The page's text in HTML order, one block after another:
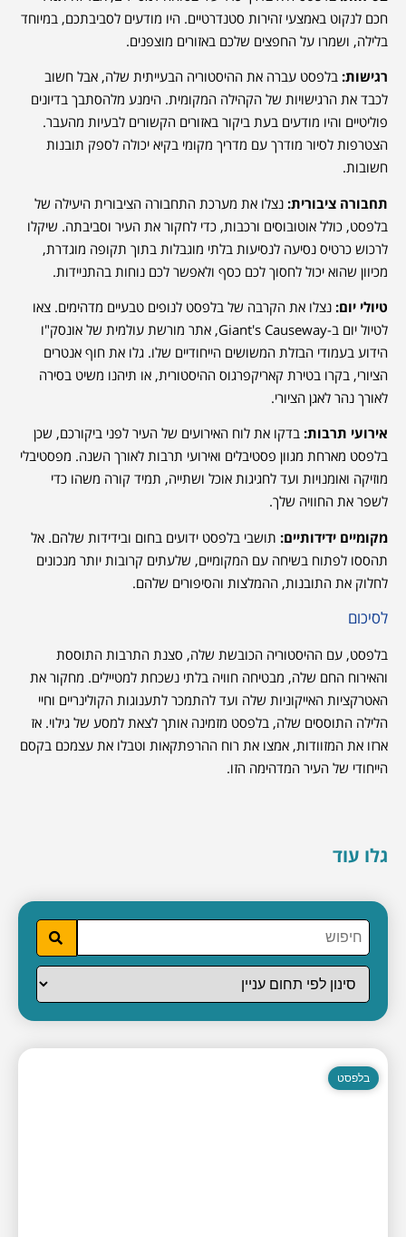
חכם לנקוט באמצעי זהירות סטנדרטיים. היו מודעים לסביבתכם, במיוחד
בלילה, ושמרו על החפצים שלכם באזורים מוצפנים.
רגישות: בלפסט עברה את ההיסטוריה הבעייתית שלה, אבל חשוב
לכבד את הרגישויות של הקהילה המקומית. הימנע מלהסתבך בדיונים
פוליטיים והיו מודעים בעת ביקור באזורים הקשורים לבעיות מהעבר.
הצטרפות לסיור מודרך עם מדריך מקומי בקיא יכולה לספק תובנות
חשובות.
תחבורה ציבורית: נצלו את מערכת התחבורה הציבורית היעילה של
בלפסט, כולל אוטובוסים ורכבות, כדי לחקור את העיר וסביבתה. שיקלו
לרכוש כרטיס נסיעה לנסיעות בלתי מוגבלות בתוך תקופה מוגדרת,
מכיוון שהוא יכול לחסוך לכם כסף ולאפשר לכם נוחות בהתניידות.
טיולי יום: נצלו את הקרבה של בלפסט לנופים טבעיים מדהימים. צאו
לטיול יום ב-Giant's Causeway, אתר מורשת עולמית של אונסק"ו
הידוע בעמודי הבזלת המשושים הייחודיים שלו. גלו את חוף אנטרים
הציורי, בקרו בטירת קאריקפרגוס ההיסטורית, או תיהנו משיט בסירה
לאורך נהר לאגן הציורי.
אירועי תרבות: בדקו את לוח האירועים של העיר לפני ביקורכם, שכן
בלפסט מארחת מגוון פסטיבלים ואירועי תרבות לאורך השנה. מפסטיבלי
מוזיקה ואומנויות ועד לחגיגות אוכל ושתייה, תמיד קורה משהו כדי
לשפר את החוויה שלך.
מקומיים ידידותיים: תושבי בלפסט ידועים בחום ובידידות שלהם. אל
תהססו לפתוח בשיחה עם המקומיים, שלעתים קרובות יותר מנכונים
לחלוק את התובנות, ההמלצות והסיפורים שלהם.
לסיכום
בלפסט, עם ההיסטוריה הכובשת שלה, סצנת התרבות התוססת
והאירוח החם שלה, מבטיחה חוויה בלתי נשכחת למטיילים. מחקור את
האטרקציות האייקוניות שלה ועד להתמכר לתענוגות הקולינריים וחיי
הלילה התוססים שלה, בלפסט מזמינה אותך לצאת למסע של גילוי. אז
ארזו את המזוודות, אמצו את רוח ההרפתקאות וטבלו את עצמכם בקסם
הייחודי של העיר המדהימה הזו.
גלו עוד
בלפסט